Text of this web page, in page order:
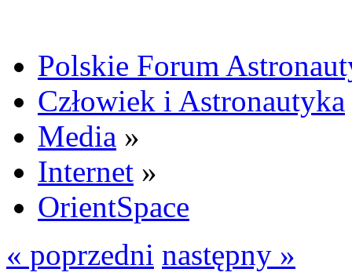
Polskie Forum
Człowiek i Astronautyka
Media »
Internet »
OrientSpace
« poprzedni następny »